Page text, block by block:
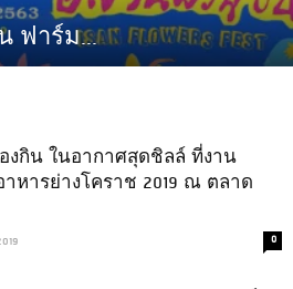
ฟาร์ม...
งกิน ในอากาศสุดชิลล์ ที่งาน
าหารย่างโคราช 2019 ณ ตลาด
0